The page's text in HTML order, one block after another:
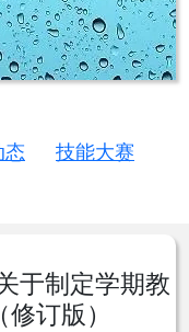
态 技能大赛
于制定学期教
订版）